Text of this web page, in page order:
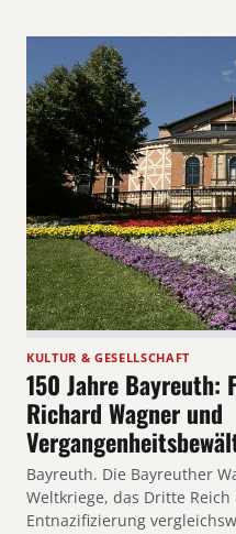
KULTUR & GESELLSCHAFT
150 Jahre Bayreuth:
Richard Wagner und
Bayreuth. Die Bayreuther
Weltkriege, das Dritte
Entnazifizierung